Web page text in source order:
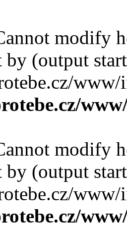
modify
by (output
modify
by (output